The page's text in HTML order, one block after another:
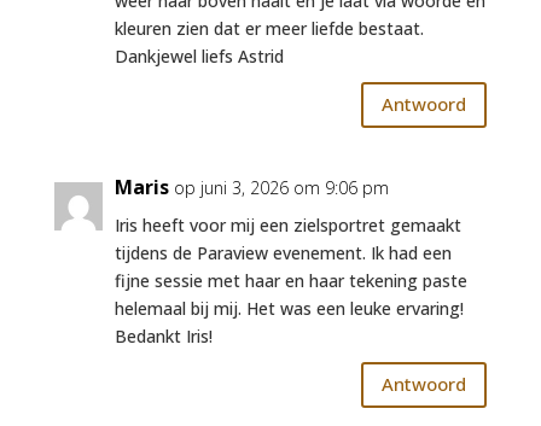
kleuren zien dat er meer liefde bestaat.
Dankjewel liefs Astrid
Antwoord
Maris op juni 3, 2026 om 9:06 pm
Iris heeft voor mij een zielsportret gemaakt
tijdens de Paraview evenement. Ik had een
fijne sessie met haar en haar tekening paste
helemaal bij mij. Het was een leuke ervaring!
Bedankt Iris!
Antwoord